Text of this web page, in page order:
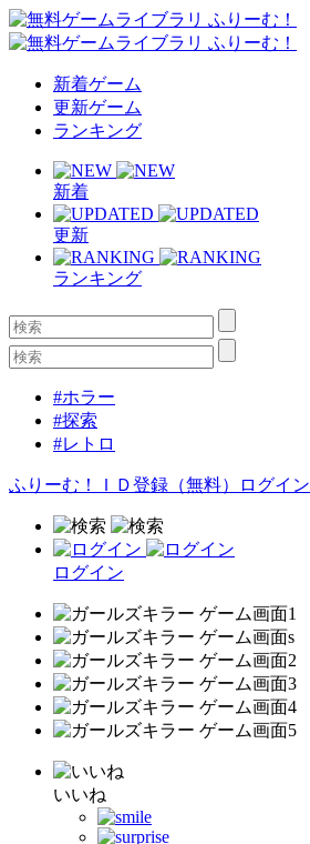
新着ゲーム
更新ゲーム
ランキング
新着
更新
ランキング
#ホラー
#探索
#レトロ
ふりーむ！ＩＤ登録（無料） ログイン
ログイン
いいね